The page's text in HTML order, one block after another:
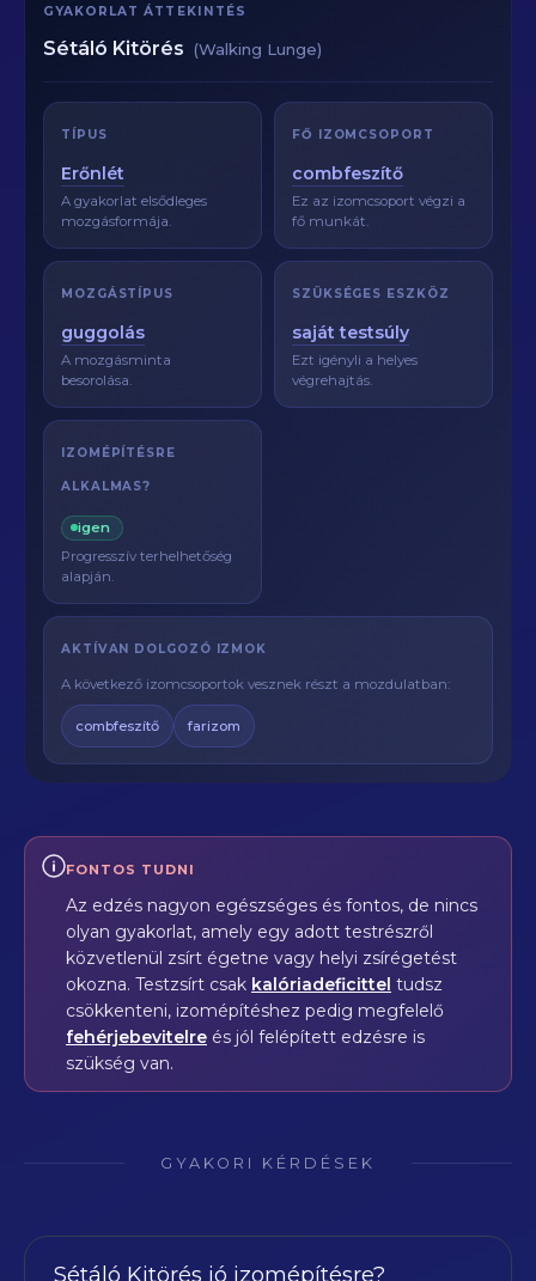
GYAKORLAT ÁTTEKINTÉS
Sétáló Kitörés (Walking Lunge)
TÍPUS
Erőnlét
A gyakorlat elsődleges
mozgásformája.
FŐ IZOMCSOPORT
combfeszítő
Ez az izomcsoport végzi a
fő munkát.
MOZGÁSTÍPUS
guggolás
A mozgásminta
besorolása.
SZÜKSÉGES ESZKÖZ
saját testsúly
Ezt igényli a helyes
végrehajtás.
IZOMÉPÍTÉSRE
ALKALMAS?
igen
Progresszív terhelhetőség
alapján.
AKTÍVAN DOLGOZÓ IZMOK
A következő izomcsoportok vesznek részt a mozdulatban:
combfeszítő farizom
FONTOS TUDNI
Az edzés nagyon egészséges és fontos, de nincs
olyan gyakorlat, amely egy adott testrészről
közvetlenül zsírt égetne vagy helyi zsírégetést
okozna. Testzsírt csak kalóriadeficittel tudsz
csökkenteni, izomépítéshez pedig megfelelő
fehérjebevitelre és jól felépített edzésre is
szükség van.
GYAKORI KÉRDÉSEK
Sétáló Kitörés jó izomépítésre?